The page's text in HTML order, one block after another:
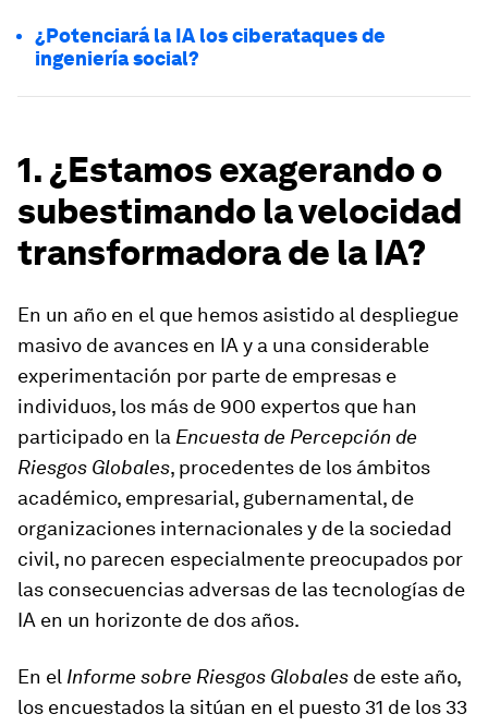
¿Potenciará la IA los ciberataques de
ingeniería social?
1. ¿Estamos exagerando o
subestimando la velocidad
transformadora de la IA?
En un año en el que hemos asistido al despliegue
masivo de avances en IA y a una considerable
experimentación por parte de empresas e
individuos, los más de 900 expertos que han
participado en la Encuesta de Percepción de
Riesgos Globales, procedentes de los ámbitos
académico, empresarial, gubernamental, de
organizaciones internacionales y de la sociedad
civil, no parecen especialmente preocupados por
las consecuencias adversas de las tecnologías de
IA en un horizonte de dos años.
En el Informe sobre Riesgos Globales de este año,
los encuestados la sitúan en el puesto 31 de los 33